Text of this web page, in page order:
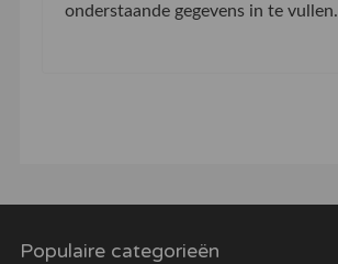
onderstaande gegevens in te vullen.
Populaire categorieën